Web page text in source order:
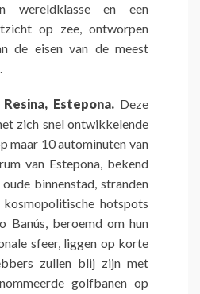
wereldklasse en een
op zee, ontworpen
de eisen van de meest
Estepona.Deze
zich snel ontwikkelende
maar 10 autominuten van
van Estepona, bekend
binnenstad, stranden
hotspots
Banús, beroemd om hun
sfeer, liggen op korte
zullen blij zijn met
golfbanen op